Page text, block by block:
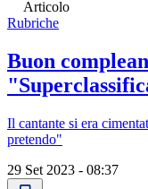
Articolo
Rubriche
Buon
Il cantante si era
pretendo"
29 Set 2023 - 08:37